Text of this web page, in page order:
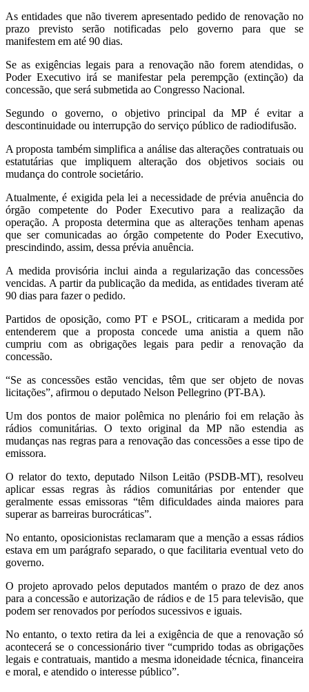
As entidades que não tiverem apresentado pedido de renovação no
prazo previsto serão notificadas pelo governo para que se
manifestem em até 90 dias.
Se as exigências legais para a renovação não forem atendidas, o
Poder Executivo irá se manifestar pela perempção (extinção) da
concessão, que será submetida ao Congresso Nacional.
Segundo o governo, o objetivo principal da MP é evitar a
descontinuidade ou interrupção do serviço público de radiodifusão.
A proposta também simplifica a análise das alterações contratuais ou
estatutárias que impliquem alteração dos objetivos sociais ou
mudança do controle societário.
Atualmente, é exigida pela lei a necessidade de prévia anuência do
órgão competente do Poder Executivo para a realização da
operação. A proposta determina que as alterações tenham apenas
que ser comunicadas ao órgão competente do Poder Executivo,
prescindindo, assim, dessa prévia anuência.
A medida provisória inclui ainda a regularização das concessões
vencidas. A partir da publicação da medida, as entidades tiveram até
90 dias para fazer o pedido.
Partidos de oposição, como PT e PSOL, criticaram a medida por
entenderem que a proposta concede uma anistia a quem não
cumpriu com as obrigações legais para pedir a renovação da
concessão.
“Se as concessões estão vencidas, têm que ser objeto de novas
licitações”, afirmou o deputado Nelson Pellegrino (PT-BA).
Um dos pontos de maior polêmica no plenário foi em relação às
rádios comunitárias. O texto original da MP não estendia as
mudanças nas regras para a renovação das concessões a esse tipo de
emissora.
O relator do texto, deputado Nilson Leitão (PSDB-MT), resolveu
aplicar essas regras às rádios comunitárias por entender que
geralmente essas emissoras “têm dificuldades ainda maiores para
superar as barreiras burocráticas”.
No entanto, oposicionistas reclamaram que a menção a essas rádios
estava em um parágrafo separado, o que facilitaria eventual veto do
governo.
O projeto aprovado pelos deputados mantém o prazo de dez anos
para a concessão e autorização de rádios e de 15 para televisão, que
podem ser renovados por períodos sucessivos e iguais.
No entanto, o texto retira da lei a exigência de que a renovação só
acontecerá se o concessionário tiver “cumprido todas as obrigações
legais e contratuais, mantido a mesma idoneidade técnica, financeira
e moral, e atendido o interesse público”.